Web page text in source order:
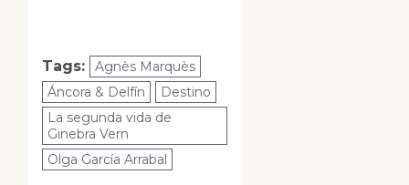
Tags:
Agnès Marquès
Áncora & Delfín
Destino
La segunda vida de
Ginebra Vern
Olga García Arrabal